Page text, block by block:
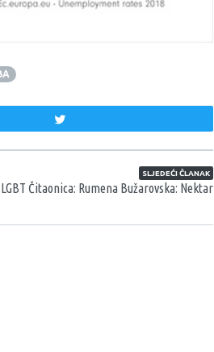
SLJEDEĆI ČLANAK
LGBT Čitaonica: Rumena Bužarovska: Nektar